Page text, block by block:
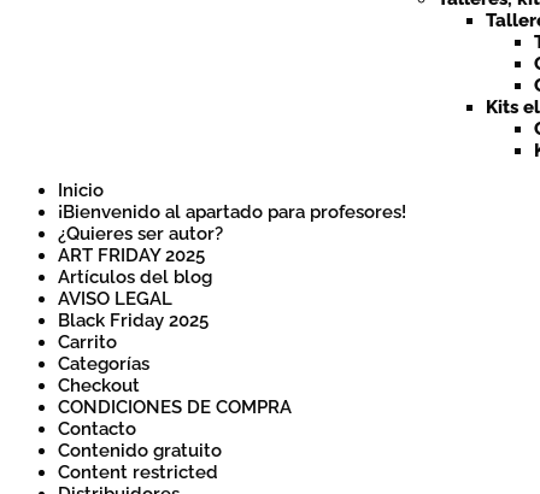
Kits
Inicio
¡Bienvenido al apartado para profesores!
¿Quieres ser autor?
ART FRIDAY 2025
Artículos del blog
AVISO LEGAL
Black Friday 2025
Carrito
Categorías
Checkout
CONDICIONES DE COMPRA
Contacto
Contenido gratuito
Content restricted